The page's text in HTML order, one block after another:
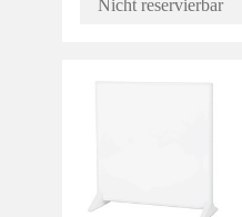
Nicht reservierbar